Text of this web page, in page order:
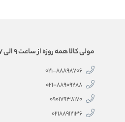
مولی کالا همه روزه از ساعت 9 الی 17 همراه شماست.
88898706_021
۰۲۱-۸۸۹۰۹۲۸۸
۰۹۰۱۷۹۳۸۱۷۰
02188912136